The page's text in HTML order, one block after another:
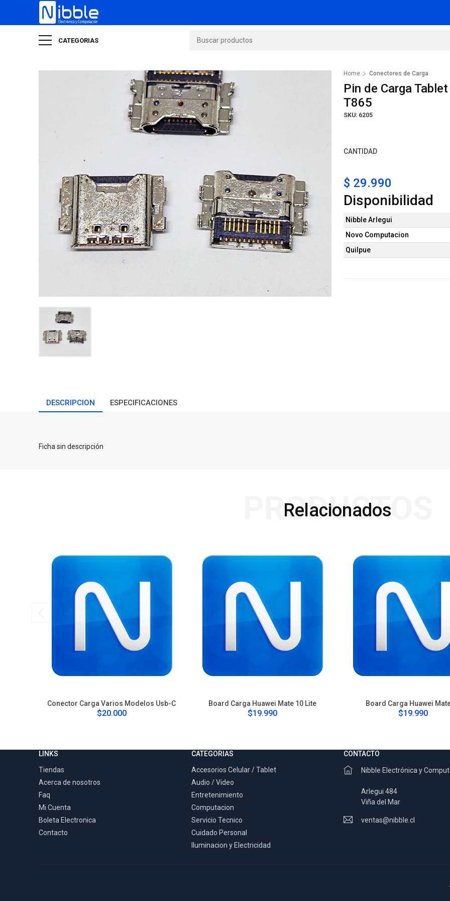
CATEGORIAS
Home Conectores de Carga
Pin de Carga
T865
SKU: 6205
CANTIDAD
$ 29.990
Disponibilidad
Nibble Arlegui
Novo Computacion
Quilpue
DESCRIPCION ESPECIFICACIONES
Ficha sin descripción
Relacionados
PRODUCTOS
Conector Carga Varios Modelos Usb-C
$20.000
Board Carga Huawei Mate 10 Lite
$19.990
Board Carga Huawei
$19.990
LINKS
Tiendas
Acerca de nosotros
Faq
Mi Cuenta
Boleta Electronica
Contacto
CATEGORIAS
Accesorios Celular / Tablet
Audio / Video
Entretenimiento
Computacion
Servicio Tecnico
Cuidado Personal
Iluminacion y Electricidad
CONTACTO
Nibble Electrónica y
Arlegui 484
Viña del Mar
ventas@nibble.cl